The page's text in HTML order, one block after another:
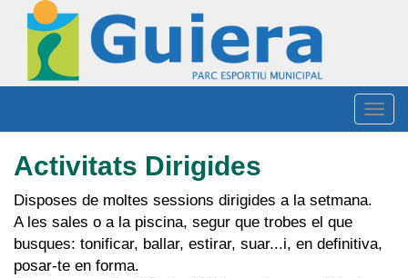
contingut
Activitats Dirigides
Disposes de moltes sessions dirigides a la setmana.
A les sales o a la piscina, segur que trobes el que
busques: tonificar, ballar, estirar, suar...i, en definitiva,
posar-te en forma.